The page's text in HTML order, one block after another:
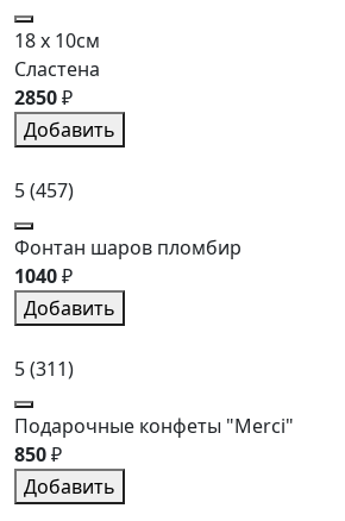
18 x 10см
Сластена
2850₽
Добавить
5(457)
Фонтан шаров пломбир
1040₽
Добавить
5(311)
Подарочные конфеты "Merci"
850₽
Добавить